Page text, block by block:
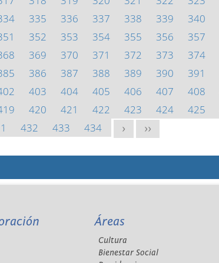
335 336 337 338 339 340
352 353 354 355 356 357
369 370 371 372 373 374
386 387 388 389 390 391
403 404 405 406 407 408
420 421 422 423 424 425
432 433 434 > >>
Áreas
Cultura
Bienestar Social